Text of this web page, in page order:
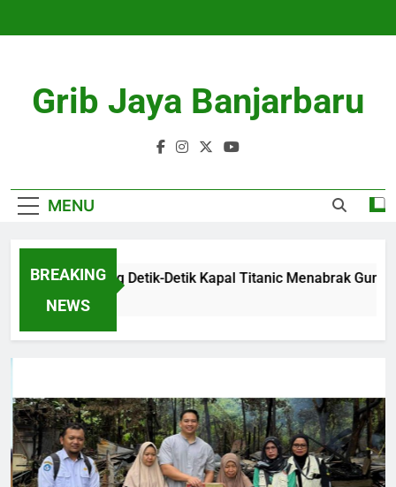
Grib Jaya Banjarbaru
MENU
BREAKING
NEWS
Mengenang Detik-Detik Kapal Titanic Menabrak Gunung Es
4 Months Ago